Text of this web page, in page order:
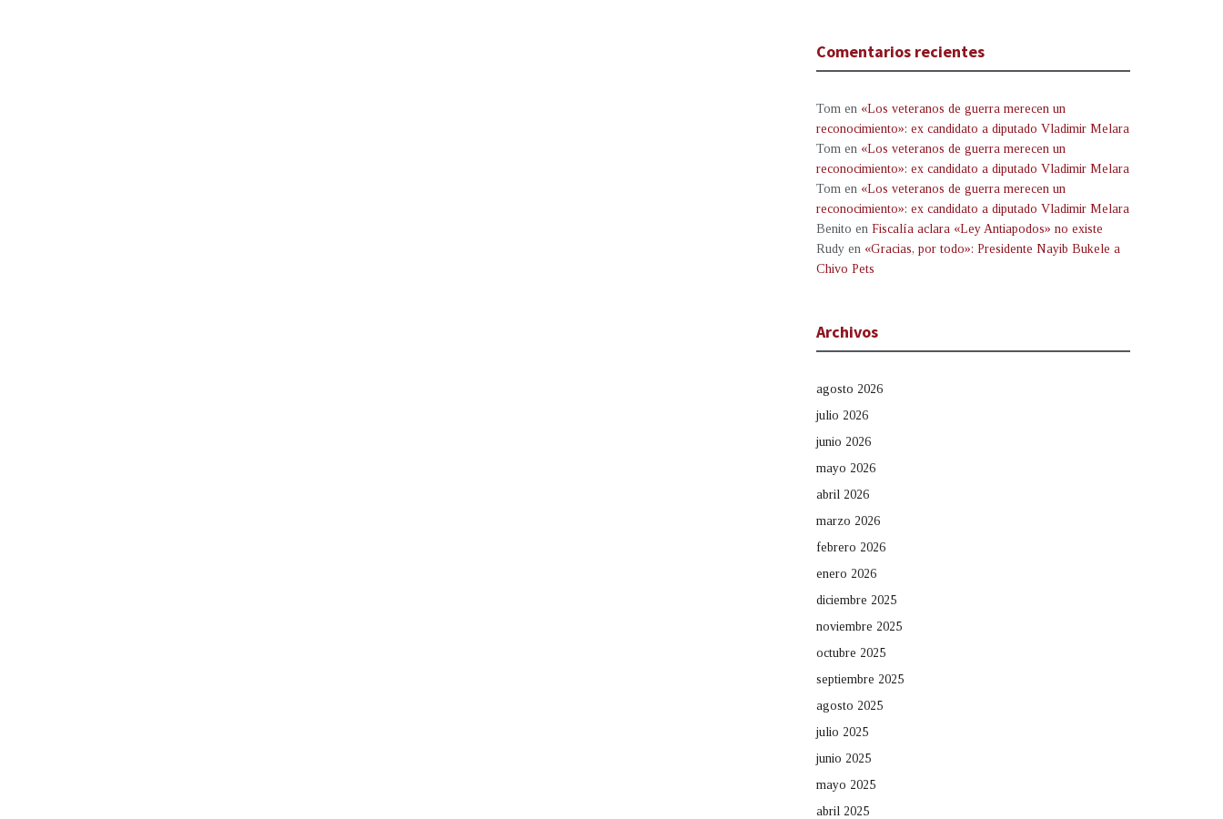
Comentarios recientes
Tom en «Los veteranos de guerra merecen un
reconocimiento»: ex candidato a diputado Vladimir Melara
Tom en «Los veteranos de guerra merecen un
reconocimiento»: ex candidato a diputado Vladimir Melara
Tom en «Los veteranos de guerra merecen un
reconocimiento»: ex candidato a diputado Vladimir Melara
Benito en Fiscalía aclara «Ley Antiapodos» no existe
Rudy en «Gracias, por todo»: Presidente Nayib Bukele a
Chivo Pets
Archivos
agosto 2026
julio 2026
junio 2026
mayo 2026
abril 2026
marzo 2026
febrero 2026
enero 2026
diciembre 2025
noviembre 2025
octubre 2025
septiembre 2025
agosto 2025
julio 2025
junio 2025
mayo 2025
abril 2025